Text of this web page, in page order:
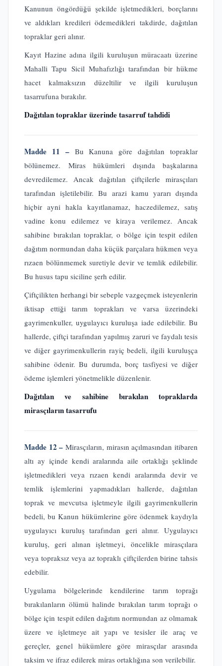
Kanunun öngördüğü şekilde işletmedikleri, borçlarını
ve aldıkları kredileri ödemedikleri takdirde, dağıtılan
topraklar geri alınır.
Kayıt Hazine adına ilgili kuruluşun müracaatı üzerine
Mahalli Tapu Sicil Muhafızlığı tarafından bir hükme
hacet kalmaksızın düzeltilir ve ilgili kuruluşun
tasarrufuna bırakılır.
Dağıtılan topraklar üzerinde tasarruf tahdidi
Madde 11 – Bu Kanuna göre dağıtılan topraklar
bölünemez. Miras hükümleri dışında başkalarına
devredilemez. Ancak dağıtılan çiftçilerle mirasçıları
tarafından işletilebilir. Bu arazi kamu yararı dışında
hiçbir ayni hakla kayıtlanamaz, haczedilemez, satış
vadine konu edilemez ve kiraya verilemez. Ancak
sahibine bırakılan topraklar, o bölge için tespit edilen
dağıtım normundan daha küçük parçalara hükmen veya
rızaen bölünmemek suretiyle devir ve temlik edilebilir.
Bu husus tapu siciline şerh edilir.
Çiftçilikten herhangi bir sebeple vazgeçmek isteyenlerin
iktisap ettiği tarım toprakları ve varsa üzerindeki
gayrimenkuller, uygulayıcı kuruluşa iade edilebilir. Bu
hallerde, çiftçi tarafından yapılmış zaruri ve faydalı tesis
ve diğer gayrimenkullerin rayiç bedeli, ilgili kuruluşça
sahibine ödenir. Bu durumda, borç tasfiyesi ve diğer
ödeme işlemleri yönetmelikle düzenlenir.
Dağıtılan ve sahibine bırakılan topraklarda
mirasçıların tasarrufu
Madde 12 – Mirasçıların, mirasın açılmasından itibaren
altı ay içinde kendi aralarında aile ortaklığı şeklinde
işletmedikleri veya rızaen kendi aralarında devir ve
temlik işlemlerini yapmadıkları hallerde, dağıtılan
toprak ve mevcutsa işletmeyle ilgili gayrimenkullerin
bedeli, bu Kanun hükümlerine göre ödenmek kaydıyla
uygulayıcı kuruluş tarafından geri alınır. Uygulayıcı
kuruluş, geri alınan işletmeyi, öncelikle mirasçılara
veya topraksız veya az topraklı çiftçilerden birine tahsis
edebilir.
Uygulama bölgelerinde kendilerine tarım toprağı
bırakılanların ölümü halinde bırakılan tarım toprağı o
bölge için tespit edilen dağıtım normundan az olmamak
üzere ve işletmeye ait yapı ve tesisler ile araç ve
gereçler, genel hükümlere göre mirasçılar arasında
taksim ve ifraz edilerek miras ortaklığına son verilebilir.